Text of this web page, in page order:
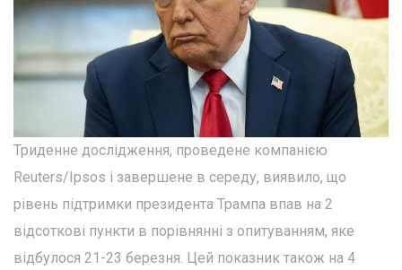
Триденне дослідження, проведене компанією
Reuters/Ipsos і завершене в середу, виявило, що
рівень підтримки президента Трампа впав на 2
відсоткові пункти в порівнянні з опитуванням, яке
відбулося 21-23 березня. Цей показник також на 4